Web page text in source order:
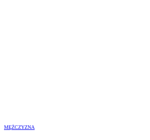
MĘŻCZYZNA